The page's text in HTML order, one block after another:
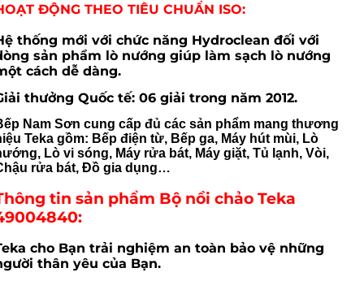
ĐỘNG THEO TIÊU CHUẨN ISO:
thống mới với chức năng Hydroclean đối với
sản phẩm lò nướng giúp làm sạch lò nướng
cách dễ dàng.
thưởng Quốc tế: 06 giải trong năm 2012.
Nam Sơn cung cấp đủ các sản phẩm mang thương
Teka gồm: Bếp điện từ, Bếp ga, Máy hút mùi, Lò
Lò vi sóng, Máy rửa bát, Máy giặt, Tủ lạnh, Vòi,
rửa bát, Đồ gia dụng…
tin sản phẩm Bộ nồi chảo Teka
cho Bạn trải nghiệm an toàn bảo vệ những
thân yêu của Bạn.